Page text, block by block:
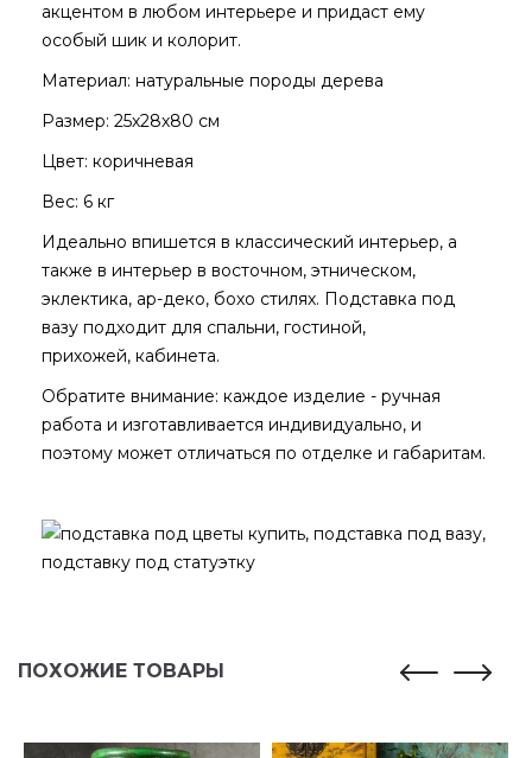
акцентом в любом интерьере и придаст ему
особый шик и колорит.
Материал: натуральные породы дерева
Размер: 25х28х80 см
Цвет: коричневая
Вес: 6 кг
Идеально впишется в классический интерьер, а
также в интерьер в восточном, этническом,
эклектика, ар-деко, бохо стилях. Подставка под
вазу подходит для спальни, гостиной,
прихожей, кабинета.
Обратите внимание: каждое изделие - ручная
работа и изготавливается индивидуально, и
поэтому может отличаться по отделке и габаритам.
ПОХОЖИЕ ТОВАРЫ